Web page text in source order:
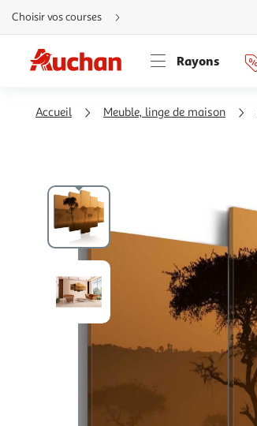
Aller
directement
au
Aller
directement
à
Aller
directement
rubrique
Choisir vos courses
Rayons
Accueil Meuble, linge de maison